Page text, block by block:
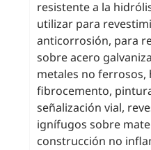
resistente a la
utilizar para
anticorrosión, para
sobre acero
metales no ferrosos,
fibrocemento,
señalización vial,
ignífugos sobre
construcción no